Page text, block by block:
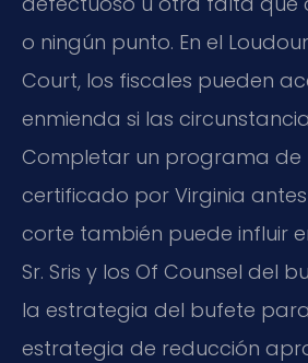
o ningún punto. En el
Court, los fiscales pueden
enmienda si las
Completar un programa de
certificado por Virginia
corte también puede influir
Sr. Sris y los Of Counsel del
la estrategia del bufete
estrategia de reducción